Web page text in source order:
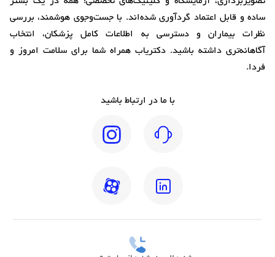
ساده و قابل اعتماد گردآوری شده‌اند. با جست‌وجوی هوشمند، بررسی
نظرات بیماران و دسترسی به اطلاعات کامل پزشکان، انتخاب
آگاهانه‌تری داشته باشید. دکتریاب همراه شما برای سلامت امروز و
فردا.
با ما در ارتباط باشید